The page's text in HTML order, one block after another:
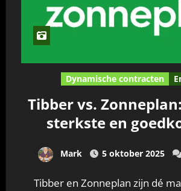
Dynamische contracten
Tibber vs.
sterkste en
Mark 5 oktober 2025
Tibber en Zonneplan zijn dé marktleiders in